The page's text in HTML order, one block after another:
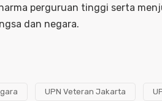
perguruan tinggi serta
dan negara.
UPN Veteran Jakarta